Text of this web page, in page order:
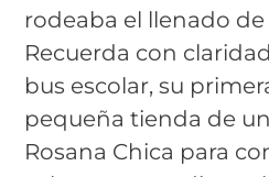
rodeaba el llenado
Recuerda con
bus escolar, su
pequeña tienda de
Rosana Chica para